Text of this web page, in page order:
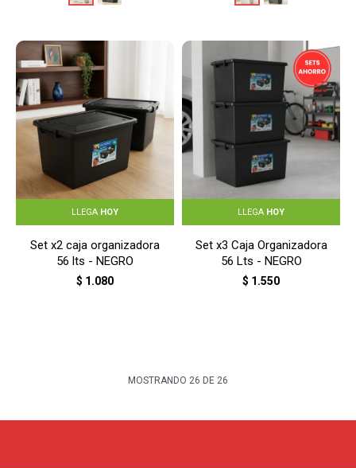
LLEGA HOY
Set x2 caja organizadora
56 lts - NEGRO
$ 1.080
LLEGA HOY
Set x3 Caja Organizadora
56 Lts - NEGRO
$ 1.550
MOSTRANDO 26 DE 26